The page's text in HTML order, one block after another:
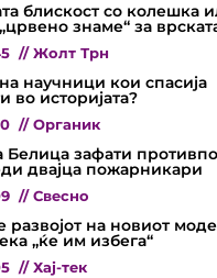
блискост со колешка
знаме“ за
// Жолт Трн
научници кои спасија
во историјата?
// Органик
Белица зафати
двајца пожарникари
// Свесно
развојот на новиот
„ќе им избега“
// Хај-тек